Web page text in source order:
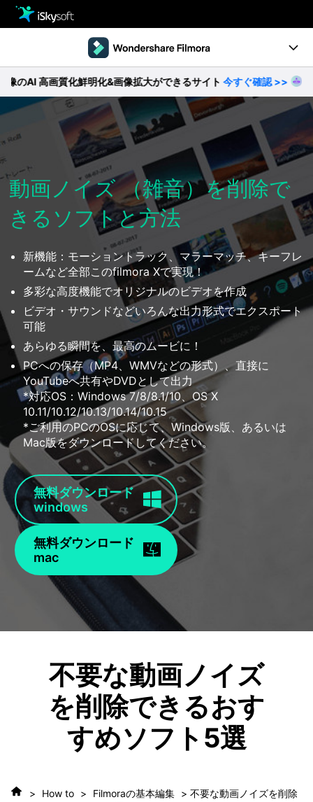
Utility
製品活用事例
ストア
ダウンロード
サポート
製品ページ
Filmstock
操作ガイド
動作環境
動画編集の基本とコツ
無料ダウンロード 今すぐ購入
画質化鮮明化&画像拡大ができるサイト今すぐ確認 >> 【無
動画ノイズ （雑音）を削除で
きるソフトと方法
新機能：モーショントラック、マラーマッチ、キーフレ
ームなど全部このfilmora Xで実現！
多彩な高度機能でオリジナルのビデオを作成
ビデオ・サウンドなどいろんな出力形式でエクスポート
可能
あらゆる瞬間を、最高のムービに！
PCへの保存（MP4、WMVなどの形式）、直接に
YouTubeへ共有やDVDとして出力
*対応OS：Windows 7/8/8.1/10、OS X
10.11/10.12/10.13/10.14/10.15
*ご利用のPCのOSに応じて、Windows版、あるいは
Mac版をダウンロードしてください。
無料ダウンロード
windows
無料ダウンロード
mac
不要な動画ノイズ
を削除できるおす
すめソフト5選
> How to > Filmoraの基本編集 > 不要な動画ノイズを削除